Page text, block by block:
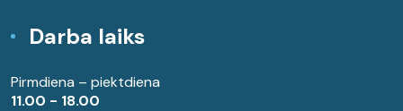
Darba laiks
Pirmdiena – piektdiena
11.00 - 18.00